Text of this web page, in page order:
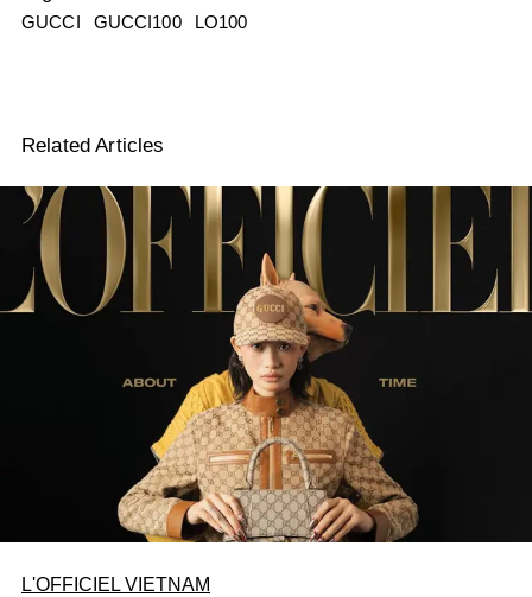
GUCCI GUCCI100 LO100
Related Articles
L'OFFICIEL VIETNAM